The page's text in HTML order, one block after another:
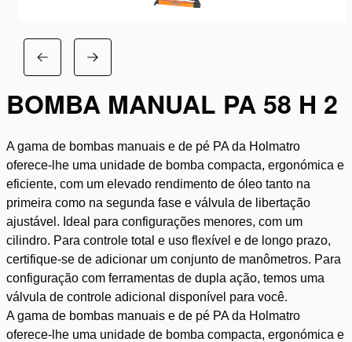
BOMBA MANUAL PA 58 H 2
A gama de bombas manuais e de pé PA da Holmatro
oferece-lhe uma unidade de bomba compacta, ergonómica e
eficiente, com um elevado rendimento de óleo tanto na
primeira como na segunda fase e válvula de libertação
ajustável. Ideal para configurações menores, com um
cilindro. Para controle total e uso flexível e de longo prazo,
certifique-se de adicionar um conjunto de manômetros. Para
configuração com ferramentas de dupla ação, temos uma
válvula de controle adicional disponível para você.
A gama de bombas manuais e de pé PA da Holmatro
oferece-lhe uma unidade de bomba compacta, ergonómica e